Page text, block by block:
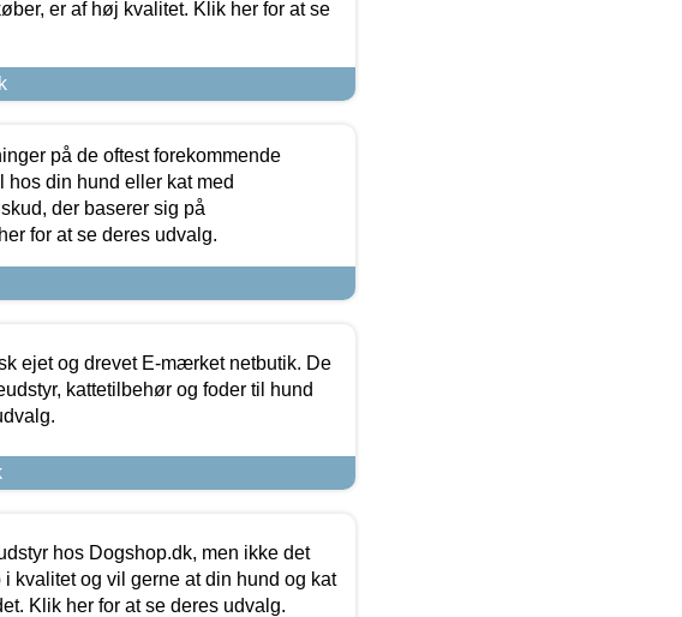
er af høj kvalitet. Klik her for at se
på de oftest forekommende
hos din hund eller kat med
der baserer sig på
for at se deres udvalg.
ejet og drevet E-mærket netbutik. De
kattetilbehør og foder til hund
hos Dogshop.dk, men ikke det
kvalitet og vil gerne at din hund og kat
Klik her for at se deres udvalg.